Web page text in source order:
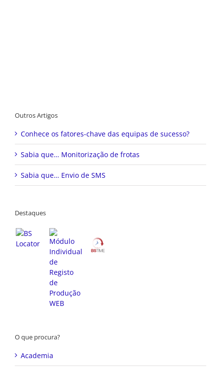
Outros Artigos
Conhece os fatores-chave das equipas de sucesso?
Sabia que… Monitorização de frotas
Sabia que… Envio de SMS
Destaques
O que procura?
Academia